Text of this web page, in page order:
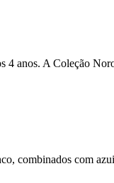
4 anos. A Coleção
com